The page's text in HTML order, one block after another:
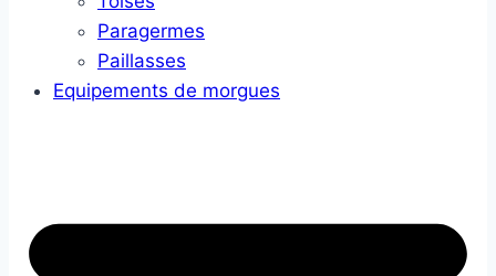
Paragermes
Paillasses
Equipements de morgues